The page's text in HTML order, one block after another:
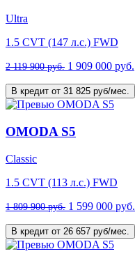
Ultra
1.5 CVT (147 л.с.) FWD
2 119 900 руб. 1 909 000 руб.
В кредит от 31 825 руб/мес.
OMODA S5
Classic
1.5 CVT (113 л.с.) FWD
1 809 900 руб. 1 599 000 руб.
В кредит от 26 657 руб/мес.